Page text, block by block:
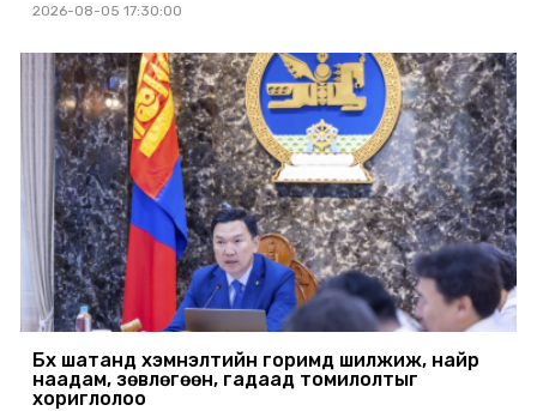
2026-08-05 17:30:00
Бүх шатанд хэмнэлтийн горимд шилжиж, найр
наадам, зөвлөгөөн, гадаад томилолтыг
хориглолоо